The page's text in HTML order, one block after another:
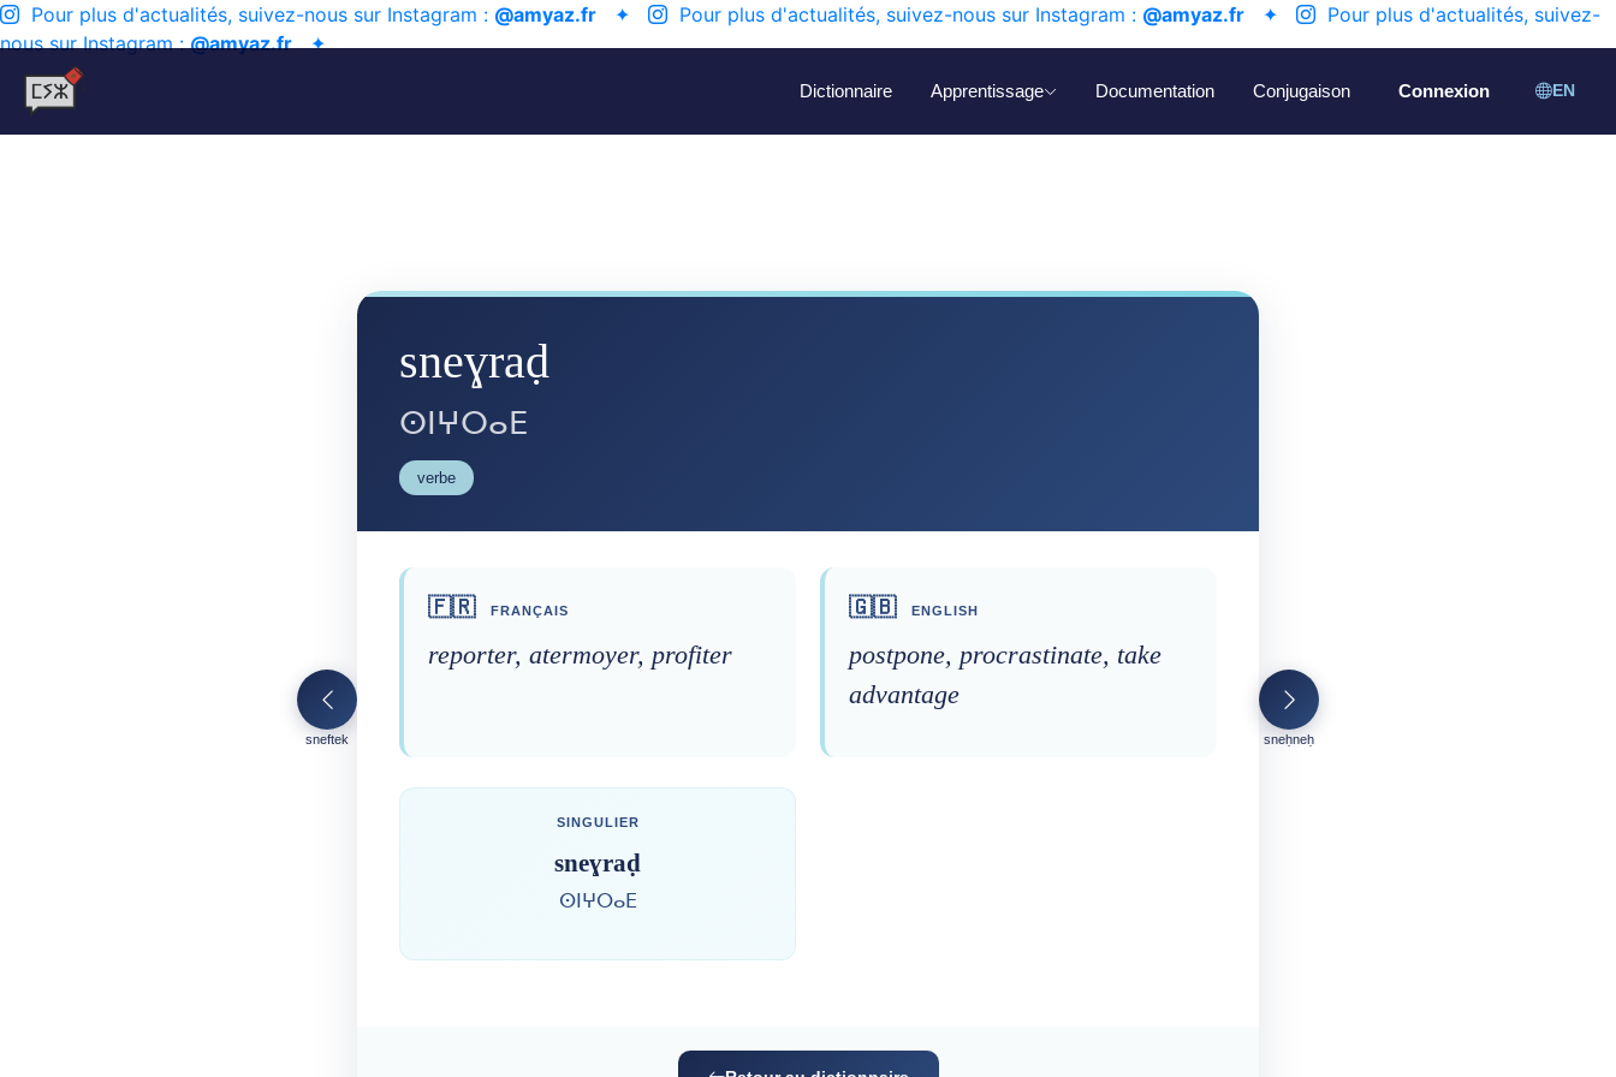
Pour plus d'actualités, suivez-nous sur Instagram : @amyaz.fr ✦ Pour plus d'actualités, suivez-nous sur Instagram : @amyaz.fr ✦
Pour plus d'actualités, suivez-
nous sur Instagram :@amyaz.fr✦
Dictionnaire Apprentissage Documentation Conjugaison Connexion EN
sneftek
sneɣraḍ
ⵙⵏⵖⵔⴰⴹ
verbe
🇫🇷 FRANÇAIS
reporter, atermoyer, profiter
🇬🇧 ENGLISH
postpone, procrastinate, take
advantage
SINGULIER
sneɣraḍ
ⵙⵏⵖⵔⴰⴹ
sneḥneḥ